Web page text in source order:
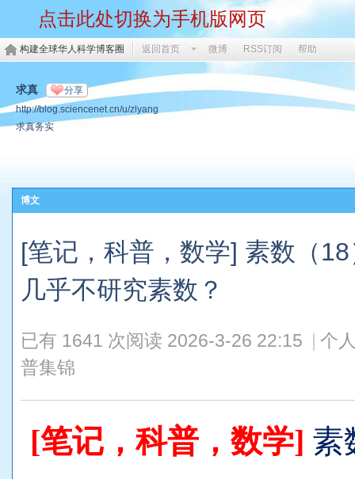
点击此处切换为手机版网页
构建全球华人科学博客圈 返回首页 微博 RSS订阅 帮助
求真 分享
http://blog.sciencenet.cn/u/zlyang
求真务实
博文
[笔记，科普，数学] 素数（
几乎不研究素数？
已有 1641 次阅读 2026-3-26 22:15
个
普集锦
[笔记，科普，数学] 素